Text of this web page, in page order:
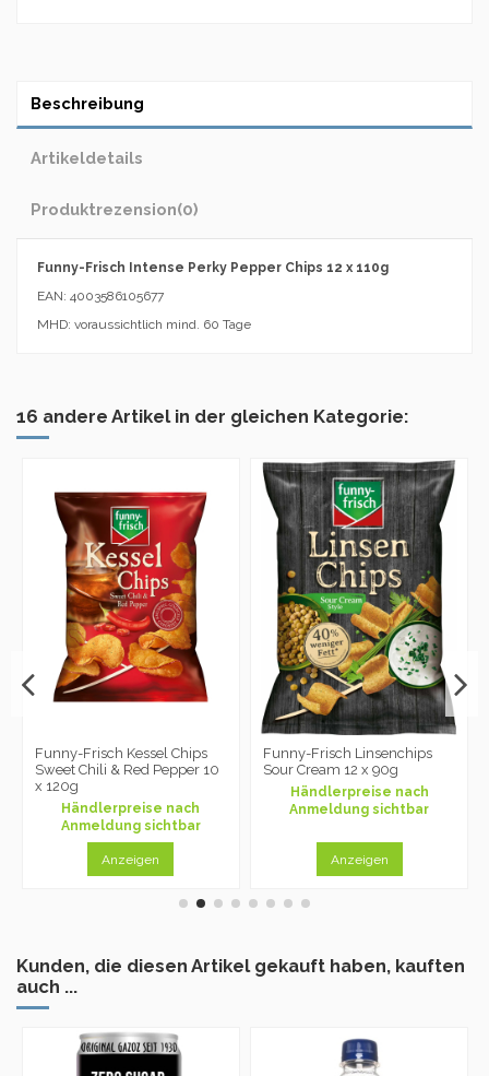
Beschreibung
Artikeldetails
Produktrezension(0)
Funny-Frisch Intense Perky Pepper Chips 12 x 110g
EAN: 4003586105677
MHD: voraussichtlich mind. 60 Tage
16 andere Artikel in der gleichen Kategorie:
Funny-Frisch Kessel Chips
Sweet Chili & Red Pepper 10
x 120g
Händlerpreise nach
Anmeldung sichtbar
Anzeigen
Funny-Frisch Linsenchips
Sour Cream 12 x 90g
Händlerpreise nach
Anmeldung sichtbar
Anzeigen
Kunden, die diesen Artikel gekauft haben, kauften
auch ...